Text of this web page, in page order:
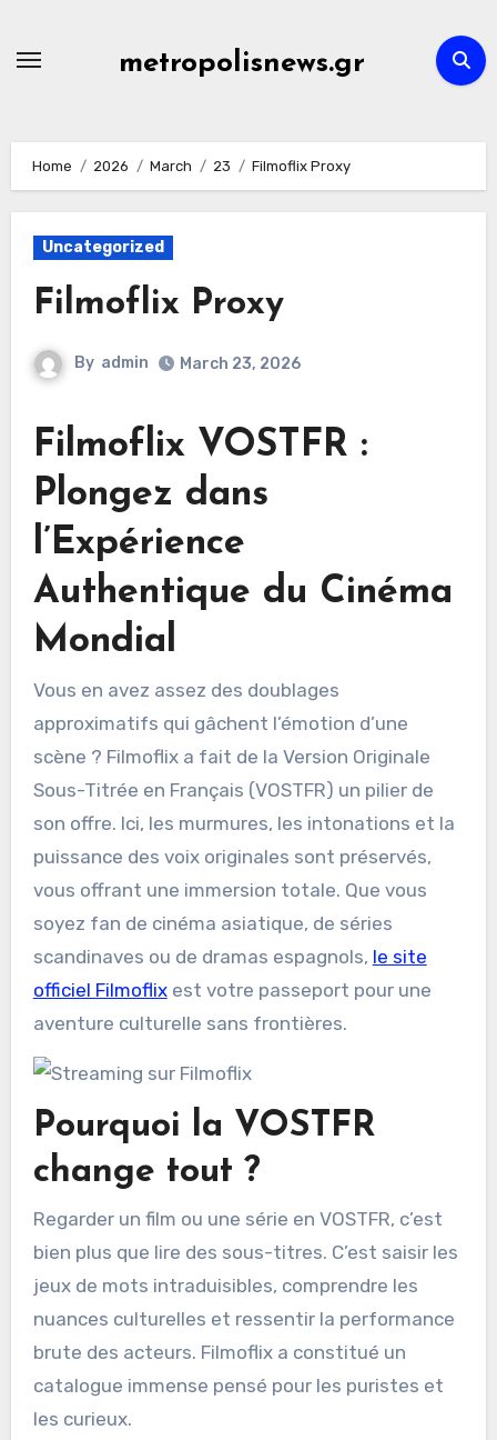
metropolisnews.gr
Home 2026 March 23 Filmoflix Proxy
Uncategorized
Filmoflix Proxy
By admin March 23, 2026
Filmoflix VOSTFR :
Plongez dans
l’Expérience
Authentique du Cinéma
Mondial
Vous en avez assez des doublages
approximatifs qui gâchent l’émotion d’une
scène ? Filmoflix a fait de la Version Originale
Sous-Titrée en Français (VOSTFR) un pilier de
son offre. Ici, les murmures, les intonations et la
puissance des voix originales sont préservés,
vous offrant une immersion totale. Que vous
soyez fan de cinéma asiatique, de séries
scandinaves ou de dramas espagnols, le site
officiel Filmoflixest votre passeport pour une
aventure culturelle sans frontières.
Pourquoi la VOSTFR
change tout ?
Regarder un film ou une série en VOSTFR, c’est
bien plus que lire des sous-titres. C’est saisir les
jeux de mots intraduisibles, comprendre les
nuances culturelles et ressentir la performance
brute des acteurs. Filmoflix a constitué un
catalogue immense pensé pour les puristes et
les curieux.